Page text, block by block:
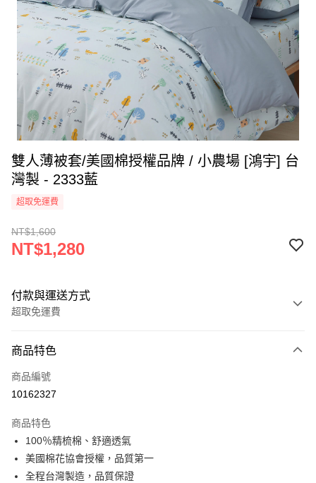
雙人薄被套/美國棉授權品牌 / 小農場 [鴻宇] 台
灣製 - 2333藍
超取免運費
NT$1,600
NT$1,280
付款與運送方式
超取免運費
信用卡一次付款
超商取貨付款
Apple Pay
悠遊付
商品特色
商品編號
10162327
商品特色
100％精梳棉、舒適透氣
美國棉花協會授權，品質第一
全程台灣製造，品質保證